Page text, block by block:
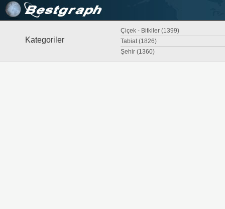
Kategoriler
Çiçek - Bitkiler (1399)
Tabiat (1826)
Şehir (1360)